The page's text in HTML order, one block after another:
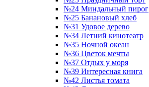
№24 Миндальный пирог
№25 Банановый хлеб
№31 Удовое дерево
№34 Летний кинотеатр
№35 Ночной океан
№36 Цветок мечты
№37 Отдых у моря
№39 Интересная книга
№42 Листья томата